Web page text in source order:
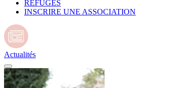
REFUGES
INSCRIRE UNE ASSOCIATION
Actualités